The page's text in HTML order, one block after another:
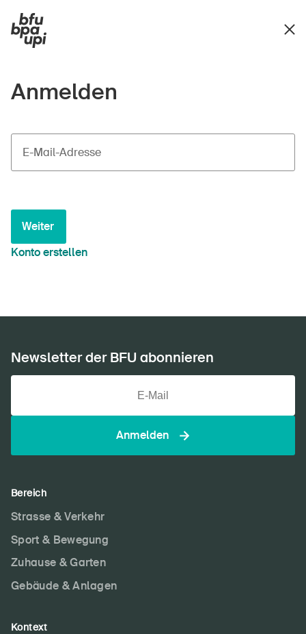
Anmelden
E-Mail-Adresse
Weiter
Konto erstellen
Newsletter der BFU abonnieren
Anmelden
Bereich
Strasse & Verkehr
Sport & Bewegung
Zuhause & Garten
Gebäude & Anlagen
Kontext